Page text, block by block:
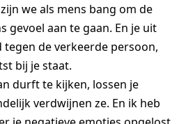
we als mens bang om de
gevoel aan te gaan. En je uit
de verkeerde persoon,
bij je staat.
durft te kijken, lossen je
verdwijnen ze. En ik heb